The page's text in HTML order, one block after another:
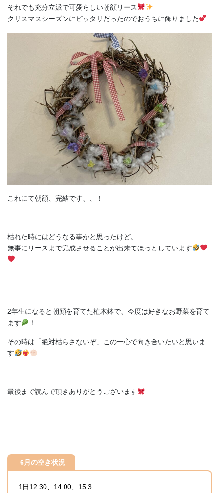
それでも充分立派で可愛らしい朝顔リース
クリスマスシーズンにピッタリだったのでおうちに飾りました
これにて朝顔、完結です、、！
枯れた時にはどうなる事かと思ったけど。
無事にリースまで完成させることが出来てほっとしています
2年生になると朝顔を育てた植木鉢で、今度は好きなお野菜を育て
ます
！
その時は「絶対枯らさないぞ」この一心で向き合いたいと思いま
す
最後まで読んで頂きありがとうございます
6月の空き状況
1日12:30、14:00、15:3